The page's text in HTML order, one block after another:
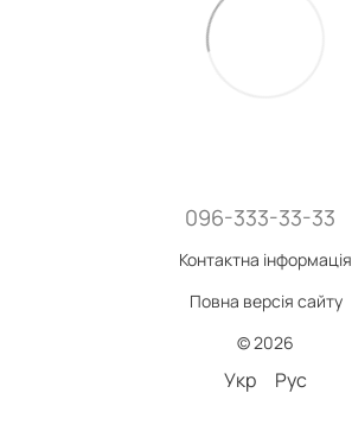
096-333-33-33
Контактна інформація
Повна версія сайту
© 2026
Укр Рус